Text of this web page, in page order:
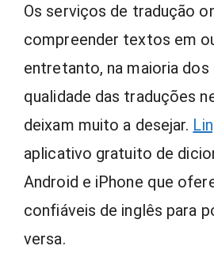
Os serviços de tradução
compreender textos em
entretanto, na maioria dos
qualidade das traduções
deixam muito a desejar.
aplicativo gratuito de
Android e iPhone que
confiáveis de inglês para
versa.